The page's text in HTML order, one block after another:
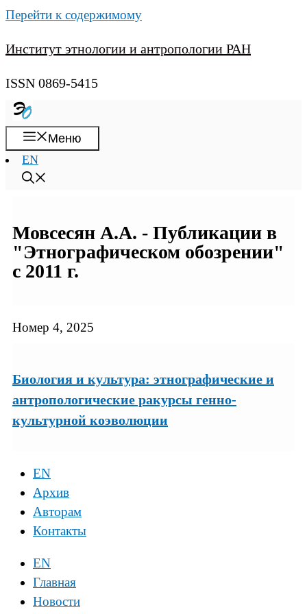
Перейти к содержимому
Институт этнологии и антропологии РАН
ISSN 0869-5415
Меню
EN
Мовсесян А.А. - Публикации в
"Этнографическом обозрении"
с 2011 г.
Номер 4, 2025
Биология и культура: этнографические и
антропологические ракурсы генно-
культурной коэволюции
EN
Архив
Авторам
Контакты
EN
Главная
Новости